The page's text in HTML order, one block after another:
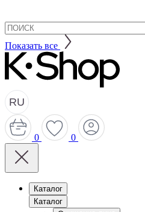
Показать все
RU
0 0
Каталог
Каталог